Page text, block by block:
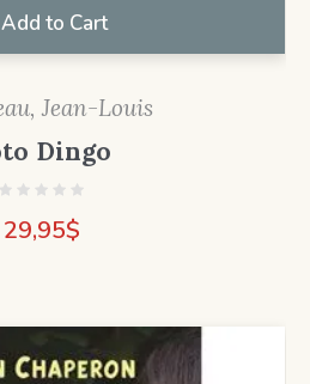
Add to Cart
Jean-Louis
Dingo
29,95$